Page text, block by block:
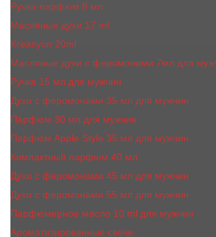
Ручка-парфюм 8 мл
Масляные духи 17 ml
Kreasyon 20ml
Масляные духи c феромонами 7мл для
Ручка 15 мл для мужчин
Духи с феромонами 35 мл для мужчин
Парфюм 30 мл для мужчин
Парфюм Apple Style 35 мл для мужчин
Компактный парфюм 40 мл
Духи с феромонами 45 мл для мужчин
Духи с феромонами 55 мл для мужчин
Парфюмерное масло 10 ml для мужчин
Ароматизированные свечи